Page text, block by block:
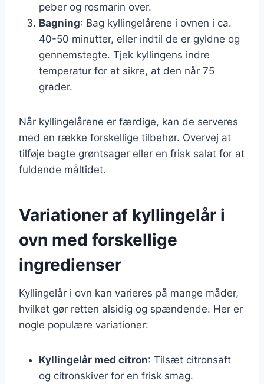
peber og rosmarin over.
Bagning: Bag kyllingelårene i ovnen i ca.
40-50 minutter, eller indtil de er gyldne og
gennemstegte. Tjek kyllingens indre
temperatur for at sikre, at den når 75
grader.
Når kyllingelårene er færdige, kan de serveres
med en række forskellige tilbehør. Overvej at
tilføje bagte grøntsager eller en frisk salat for at
fuldende måltidet.
Variationer af kyllingelår i
ovn med forskellige
ingredienser
Kyllingelår i ovn kan varieres på mange måder,
hvilket gør retten alsidig og spændende. Her er
nogle populære variationer:
Kyllingelår med citron: Tilsæt citronsaft
og citronskiver for en frisk smag.